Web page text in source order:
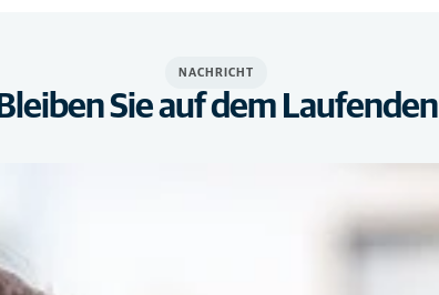
NACHRICHT
Bleiben Sie auf dem Laufenden